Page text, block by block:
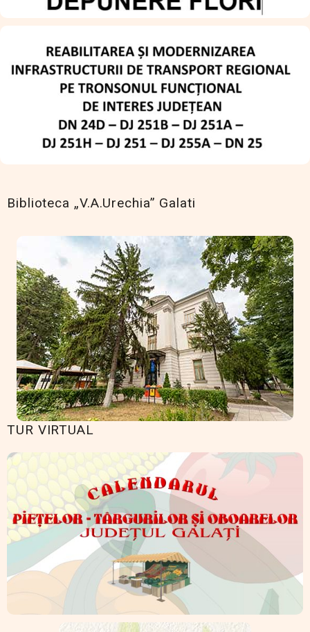
Biblioteca „V.A.Urechia” Galati
TUR VIRTUAL